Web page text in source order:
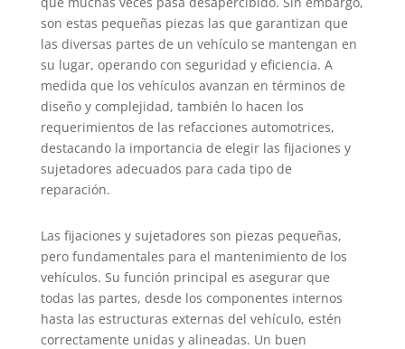
son estas pequeñas piezas las que garantizan que
las diversas partes de un vehículo se mantengan en
su lugar, operando con seguridad y eficiencia. A
medida que los vehículos avanzan en términos de
diseño y complejidad, también lo hacen los
requerimientos de las refacciones automotrices,
destacando la importancia de elegir las fijaciones y
sujetadores adecuados para cada tipo de
reparación.
Las fijaciones y sujetadores son piezas pequeñas,
pero fundamentales para el mantenimiento de los
vehículos. Su función principal es asegurar que
todas las partes, desde los componentes internos
hasta las estructuras externas del vehículo, estén
correctamente unidas y alineadas. Un buen